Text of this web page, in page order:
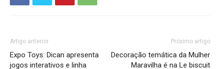
Artigo anterior
Expo Toys: Dican apresenta
jogos interativos e linha
Próximo artigo
Decoração temática da Mulher
Maravilha é na Le biscuit